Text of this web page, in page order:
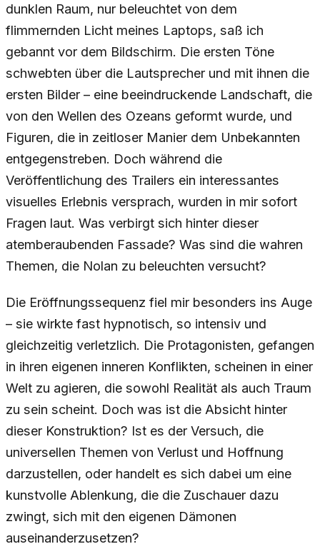
dunklen Raum, nur beleuchtet von dem
flimmernden Licht meines Laptops, saß ich
gebannt vor dem Bildschirm. Die ersten Töne
schwebten über die Lautsprecher und mit ihnen die
ersten Bilder – eine beeindruckende Landschaft, die
von den Wellen des Ozeans geformt wurde, und
Figuren, die in zeitloser Manier dem Unbekannten
entgegenstreben. Doch während die
Veröffentlichung des Trailers ein interessantes
visuelles Erlebnis versprach, wurden in mir sofort
Fragen laut. Was verbirgt sich hinter dieser
atemberaubenden Fassade? Was sind die wahren
Themen, die Nolan zu beleuchten versucht?
Die Eröffnungssequenz fiel mir besonders ins Auge
– sie wirkte fast hypnotisch, so intensiv und
gleichzeitig verletzlich. Die Protagonisten, gefangen
in ihren eigenen inneren Konflikten, scheinen in einer
Welt zu agieren, die sowohl Realität als auch Traum
zu sein scheint. Doch was ist die Absicht hinter
dieser Konstruktion? Ist es der Versuch, die
universellen Themen von Verlust und Hoffnung
darzustellen, oder handelt es sich dabei um eine
kunstvolle Ablenkung, die die Zuschauer dazu
zwingt, sich mit den eigenen Dämonen
auseinanderzusetzen?